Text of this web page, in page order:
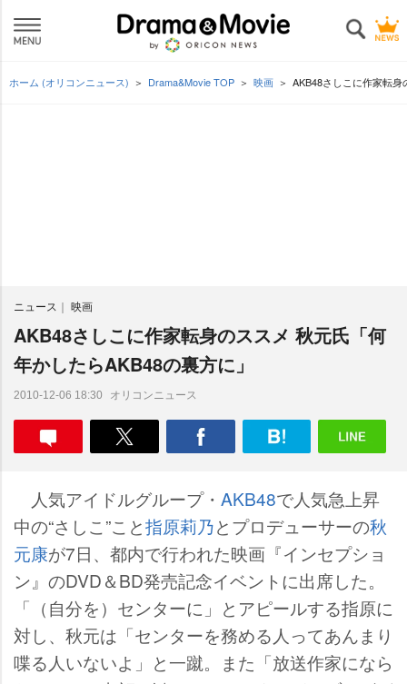
ホーム (オリコンニュース) Drama&Movie TOP 映画 AKB48さしこに作家転
ニュース 映画
AKB48さしこに作家転身のススメ 秋元氏「何
年かしたらAKB48の裏方に」
2010-12-06 18:30 オリコンニュース
人気アイドルグループ・ AKB48で人気急上昇
中の“さしこ”こと指原莉乃とプロデューサーの秋
元康が7日、都内で行われた映画『インセプショ
ン』のDVD＆BD発売記念イベントに出席した。
「（自分を）センターに」とアピールする指原に
対し、秋元は「センターを務める人ってあんまり
喋る人いないよ」と一蹴。また「放送作家になら